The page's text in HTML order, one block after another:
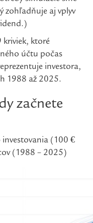
zohľadňuje aj vplyv
kriviek, ktoré
účtu počas
investora,
1988 až 2025.
začnete
(100 €
(1988 – 2025)